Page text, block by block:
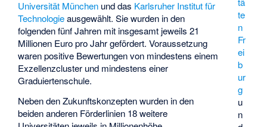
te
n
Fr
ei
b
ur
g
u
n
Universität München und das Karlsruher Institut für
Technologieausgewählt. Sie wurden in den
folgenden fünf Jahren mit insgesamt jeweils 21
Millionen Euro pro Jahr gefördert. Voraussetzung
waren positive Bewertungen von mindestens einem
Exzellenzcluster und mindestens einer
Graduiertenschule.
Neben den Zukunftskonzepten wurden in den
beiden anderen Förderlinien 18 weitere